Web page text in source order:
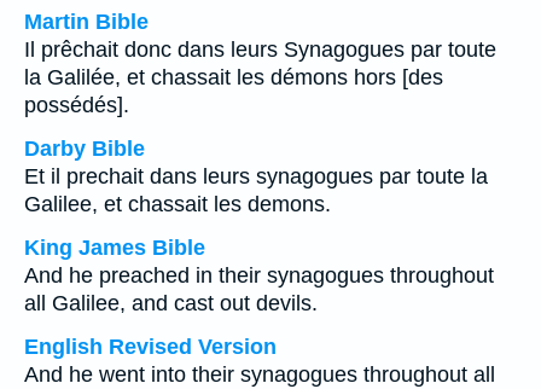
Martin Bible
Il prêchait donc dans leurs Synagogues par toute
la Galilée, et chassait les démons hors [des
possédés].
Darby Bible
Et il prechait dans leurs synagogues par toute la
Galilee, et chassait les demons.
King James Bible
And he preached in their synagogues throughout
all Galilee, and cast out devils.
English Revised Version
And he went into their synagogues throughout all